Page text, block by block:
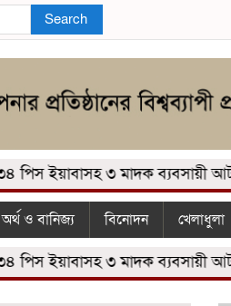
Search
ইয়াবাসহ ৩ মাদক ব্যবসায়ী আটক
অর্থ ও বানিজ্য বিনোদন খেলাধুলা
ইয়াবাসহ ৩ মাদক ব্যবসায়ী আটক